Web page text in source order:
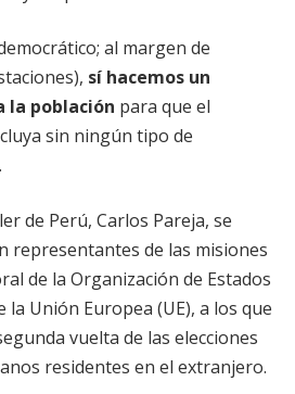
al margen de
sí hacemos un
la población para que el
sin ningún tipo de
de Perú, Carlos Pareja, se
representantes de las misiones
de la Organización de Estados
la Unión Europea (UE), a los que
vuelta de las elecciones
residentes en el extranjero.